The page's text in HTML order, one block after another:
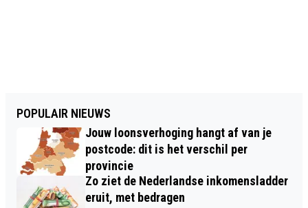
POPULAIR NIEUWS
Jouw loonsverhoging hangt af van je
postcode: dit is het verschil per
provincie
Zo ziet de Nederlandse inkomensladder
eruit, met bedragen